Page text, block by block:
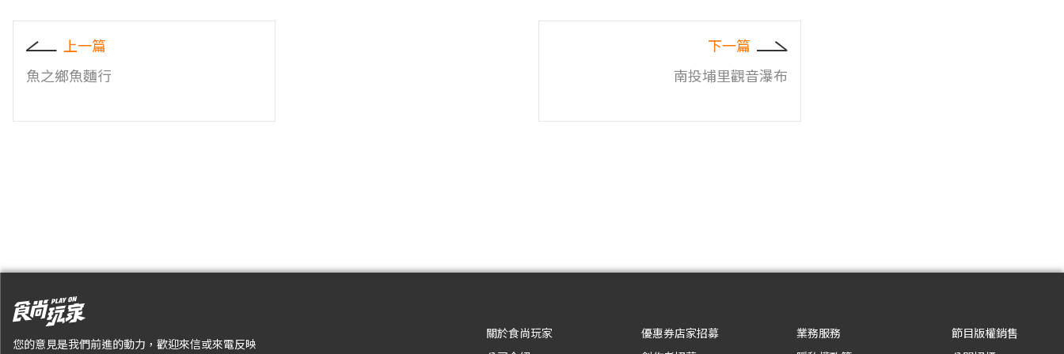
上一篇
魚之鄉魚麵行
下一篇
南投埔里觀音瀑布
您的意見是我們前進的動力，歡迎來信或來電反映
關於食尚玩家
優惠券店家招募
業務服務
節目版權銷售